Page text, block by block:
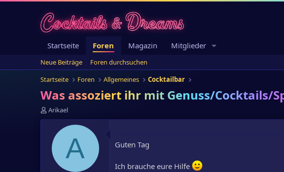
Startseite Foren Magazin Mitglieder
Neue Beiträge
Foren durchsuchen
Startseite
Foren Allgemeines Cocktailbar
Was assoziert ihr mit Genuss/Cocktails/
E
r
Arikael
A Guten Tag
Ich brauche eure Hilfe